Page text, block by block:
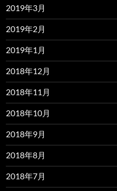
2019年3月
2019年2月
2019年1月
2018年12月
2018年11月
2018年10月
2018年9月
2018年8月
2018年7月